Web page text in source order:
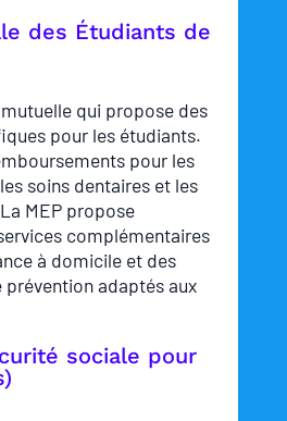
des Étudiants de
qui propose des
pour les étudiants.
pour les
soins dentaires et les
MEP propose
complémentaires
à domicile et des
adaptés aux
sociale pour